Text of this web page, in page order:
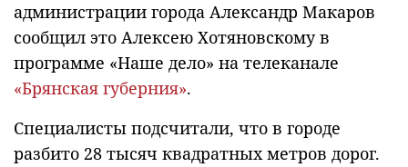
администрации города Александр Макаров
сообщил это Алексею Хотяновскому в
программе «Наше дело» на телеканале
«Брянская губерния».
Специалисты подсчитали, что в городе
разбито 28 тысяч квадратных метров дорог.